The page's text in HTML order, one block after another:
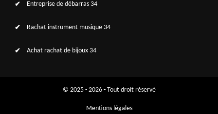
Entreprise de débarras 34
Rachat instrument musique 34
Achat rachat de bijoux 34
© 2025 - 2026 - Tout droit réservé
Mentions légales